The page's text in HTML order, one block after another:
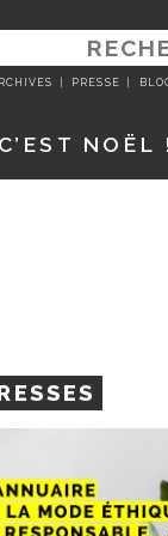
PRESSE
C’EST NOËL !